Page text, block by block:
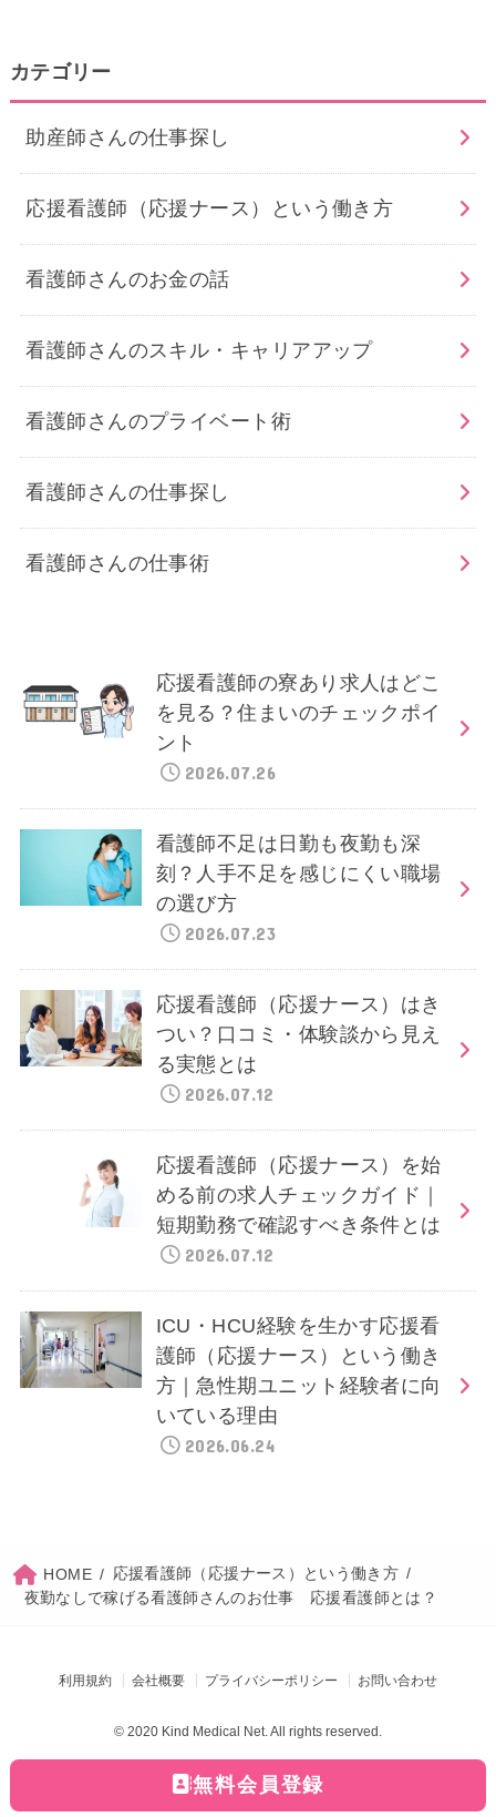
カテゴリー
助産師さんの仕事探し
応援看護師（応援ナース）という働き方
看護師さんのお金の話
看護師さんのスキル・キャリアアップ
看護師さんのプライベート術
看護師さんの仕事探し
看護師さんの仕事術
応援看護師の寮あり求人はどこ
を見る？住まいのチェックポイ
ント
2026.07.26
看護師不足は日勤も夜勤も深
刻？人手不足を感じにくい職場
の選び方
2026.07.23
応援看護師（応援ナース）はき
つい？口コミ・体験談から見え
る実態とは
2026.07.12
応援看護師（応援ナース）を始
める前の求人チェックガイド｜
短期勤務で確認すべき条件とは
2026.07.12
ICU・HCU経験を生かす応援看
護師（応援ナース）という働き
方｜急性期ユニット経験者に向
いている理由
2026.06.24
HOME
応援看護師（応援ナース）という働き方
夜勤なしで稼げる看護師さんのお仕事 応援看護師とは？
利用規約 会社概要 プライバシーポリシー お問い合わせ
© 2020 Kind Medical Net. All rights reserved.
無料会員登録